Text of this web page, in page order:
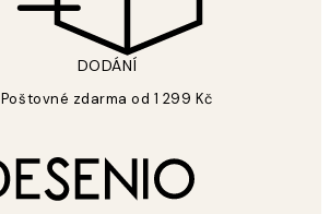
DODÁNÍ
Poštovné zdarma od 1 299 Kč